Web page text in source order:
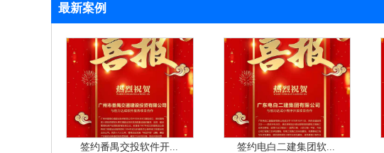
最新案例
签约番禺交投软件开... 签约电白二建集团软...